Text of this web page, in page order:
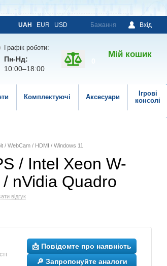
UAH EUR USD Бажання Вхід
Графік роботи:
Пн-Нд:
10:00–18:00
Мій кошик
Комплектуючі Аксесуари
Ігрові
консолі
/ WebCam / HDMI / Windows 11
/ Intel Xeon W-
nVidia Quadro
відгук
📩 Повідомте про наявність
🔎 Запропонуйте аналоги